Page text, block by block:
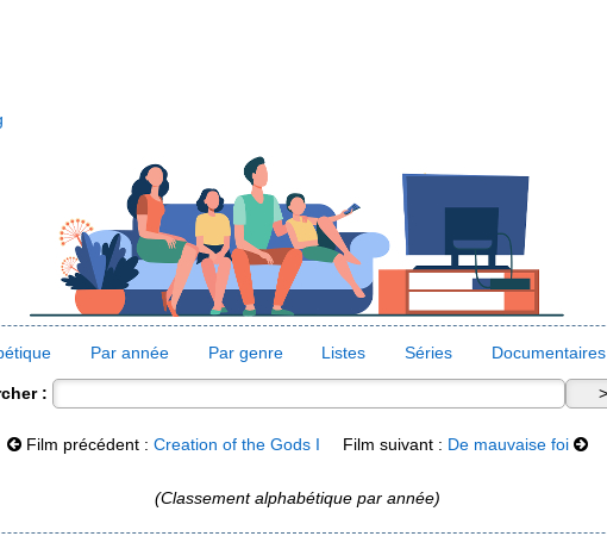
Par année Par genre Listes Séries Documentaires
:
Film précédent :Creation of the Gods I Film suivant : De mauvaise foi
(Classement alphabétique par année)